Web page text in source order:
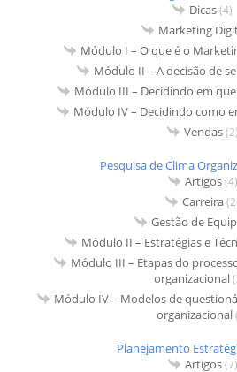
Dicas(4)
Marketing
Módulo I – O que é o
Módulo II – A decisão de
Módulo III – Decidindo em
Módulo IV – Decidindo como
Vendas(2)
Pesquisa de Clima
Artigos(4)
Carreira
Gestão de
Módulo II – Estratégias e
Módulo III – Etapas do
organizacional
Módulo IV – Modelos de
organizacional
Planejamento
Artigos(7)